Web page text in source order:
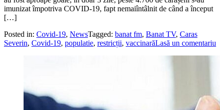
imunizat împotriva COVID-19, fapt nemaiîntâlnit de când a început
[…]
Posted in: Covid-19, NewsTagged: banat fm, Banat TV, Caras
Severin, Covid-19, populatie, restricții, vaccinarăLasă un comentariu